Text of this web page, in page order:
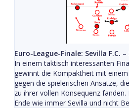
Euro-League-Finale: Sevilla F.C. –
In einem taktisch interessanten
gewinnt die Kompaktheit mit
gegen die spielerischen Ansätze,
zu ihrer vollen Konsequenz
Ende wie immer Sevilla und nicht